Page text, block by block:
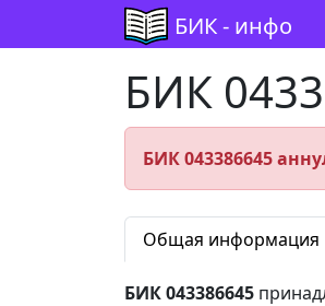
БИК - инфо
БИК
БИК 043386645
Общая информация
БИК 043386645